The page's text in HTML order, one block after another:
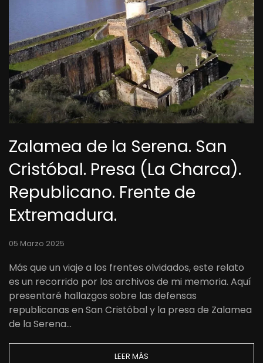
Zalamea de la Serena. San
Cristóbal. Presa (La Charca).
Republicano. Frente de
Extremadura.
05 Marzo 2025
Más que un viaje a los frentes olvidados, este relato
es un recorrido por los archivos de mi memoria. Aquí
presentaré hallazgos sobre las defensas
republicanas en San Cristóbal y la presa de Zalamea
de la Serena…
LEER MÁS